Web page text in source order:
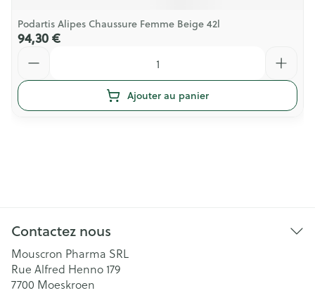
Podartis Alipes Chaussure Femme Beige 42l
94,30 €
Ajouter au panier
Contactez nous
Mouscron Pharma SRL
Rue Alfred Henno 179
7700 Moeskroen